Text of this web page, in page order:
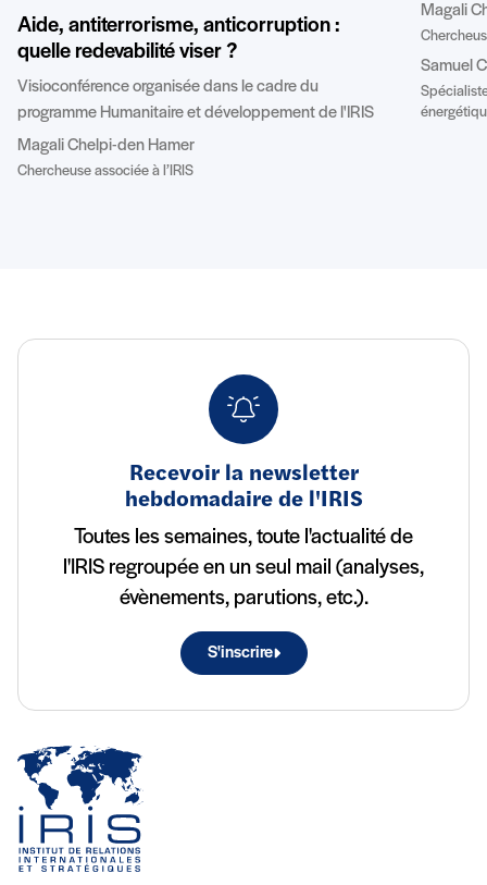
Aide, antiterrorisme, anticorruption :
quelle redevabilité viser ?
Visioconférence organisée dans le cadre du
programme Humanitaire et développement de l'IRIS
Magali Chelpi-den Hamer
Chercheuse associée à l’IRIS
Magali
Samuel
Recevoir la newsletter
hebdomadaire de l'IRIS
Toutes les semaines, toute l'actualité de
l'IRIS regroupée en un seul mail (analyses,
évènements, parutions, etc.).
S'inscrire